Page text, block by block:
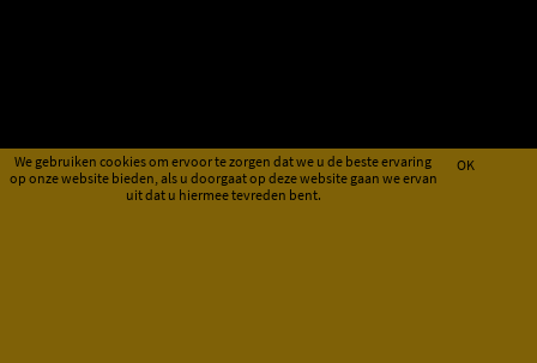
We gebruiken cookies om ervoor te zorgen dat we u de beste ervaring
op onze website bieden, als u doorgaat op deze website gaan we ervan
uit dat u hiermee tevreden bent.
OK